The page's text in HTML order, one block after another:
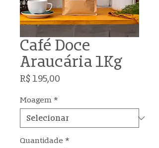
Café Doce
Araucária 1Kg
R$ 195,00
Moagem *
Quantidade *